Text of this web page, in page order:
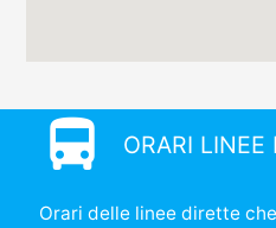
directions_bus ORARI LINEE
Orari delle linee dirette